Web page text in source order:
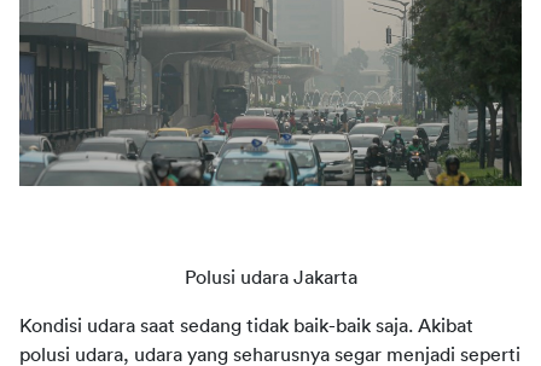
Polusi udara Jakarta
Kondisi udara saat sedang tidak baik-baik saja. Akibat
polusi udara, udara yang seharusnya segar menjadi seperti